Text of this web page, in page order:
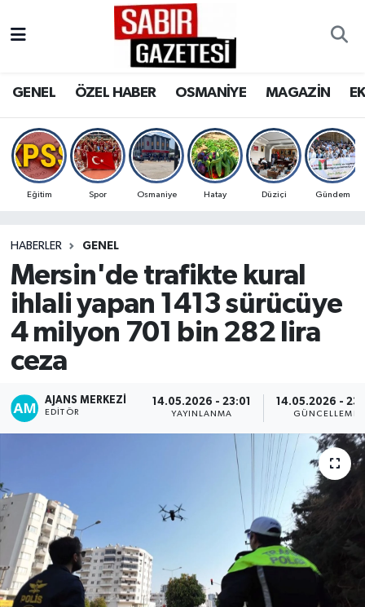
GENEL ÖZEL HABER OSMANİYE MAGAZİN
Eğitim Spor Osmaniye Hatay Düziçi Gündem
HABERLER GENEL
Mersin'de trafikte kural
ihlali yapan 1413 sürücüye
4 milyon 701 bin 282 lira
ceza
AJANS MERKEZI
EDITÖR
14.05.2026 - 23:01
YAYINLANMA
14.05.2026 -
GÜNCELLEME
OSMANİYE
MAGAZİN
SPOR
RESMİ İLANLAR
Osmaniye Nöbetçi Eczaneler
Osmaniye Trafik Yoğunluk Haritası
Süper Lig Puan Durumu ve Fikstür
Son Dakika Haberleri
Haber Arşivi